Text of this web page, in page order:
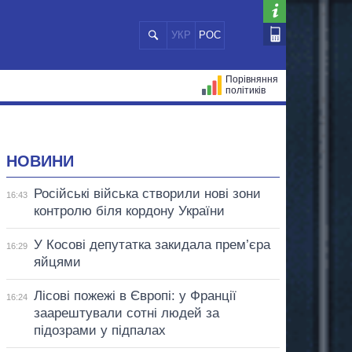
УКР РОС
Порівняння
політиків
НОВИНИ
16:43
Російські війська створили нові зони
контролю біля кордону України
16:29
У Косові депутатка закидала прем’єра
яйцями
16:24
Лісові пожежі в Європі: у Франції
заарештували сотні людей за
підозрами у підпалах